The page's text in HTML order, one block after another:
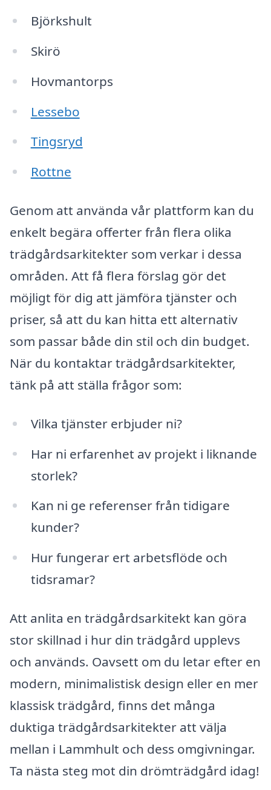
Björkshult
Skirö
Hovmantorps
Lessebo
Tingsryd
Rottne
Genom att använda vår plattform kan du
enkelt begära offerter från flera olika
trädgårdsarkitekter som verkar i dessa
områden. Att få flera förslag gör det
möjligt för dig att jämföra tjänster och
priser, så att du kan hitta ett alternativ
som passar både din stil och din budget.
När du kontaktar trädgårdsarkitekter,
tänk på att ställa frågor som:
Vilka tjänster erbjuder ni?
Har ni erfarenhet av projekt i liknande
storlek?
Kan ni ge referenser från tidigare
kunder?
Hur fungerar ert arbetsflöde och
tidsramar?
Att anlita en trädgårdsarkitekt kan göra
stor skillnad i hur din trädgård upplevs
och används. Oavsett om du letar efter en
modern, minimalistisk design eller en mer
klassisk trädgård, finns det många
duktiga trädgårdsarkitekter att välja
mellan i Lammhult och dess omgivningar.
Ta nästa steg mot din drömträdgård idag!